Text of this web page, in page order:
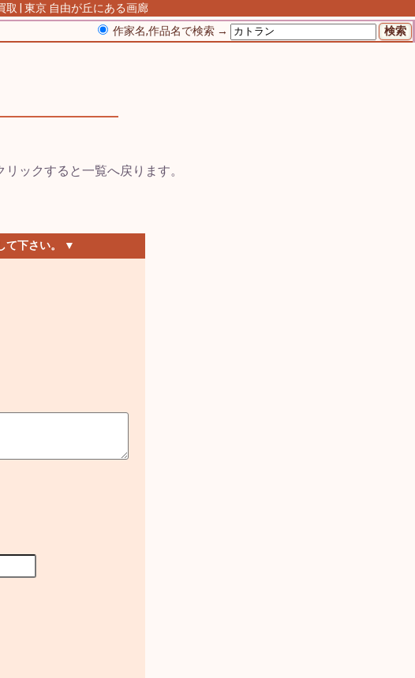
取 | 東京 自由が丘にある画廊
作家名,作品名で検索 →
て下さい。 ▼